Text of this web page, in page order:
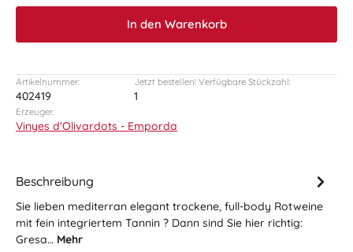
In den Warenkorb
Artikelnummer:
402419
Jetzt bestellen! Verfügbare Stückzahl:
1
Erzeuger:
Vinyes d'Olivardots - Emporda
Beschreibung
Sie lieben mediterran elegant trockene, full-body Rotweine
mit fein integriertem Tannin ? Dann sind Sie hier richtig:
Gresa… Mehr